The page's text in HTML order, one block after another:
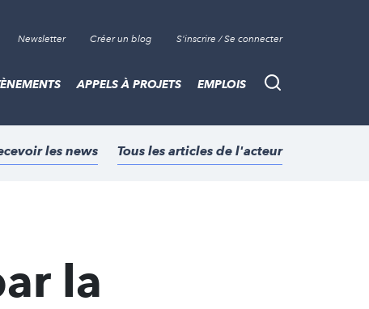
Newsletter Créer un blog S'inscrire / Se connecter
Recherche
APPELS À PROJETS EMPLOIS
les news Tous les articles de l'acteur
la